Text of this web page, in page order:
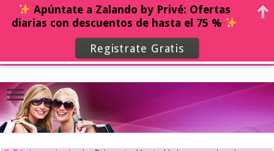
Apúntate a Zalando by Privé: Ofertas
diarias con descuentos de hasta el 75 %
Registrate Gratis